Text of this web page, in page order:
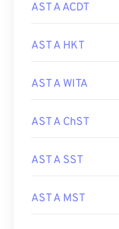
AST A ACDT
AST A HKT
AST A WITA
AST A ChST
AST A SST
AST A MST